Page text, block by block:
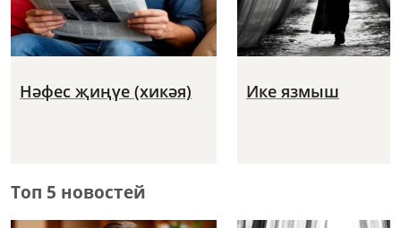
Нәфес җиңүе (хикәя) Ике язмыш
Топ 5 новостей